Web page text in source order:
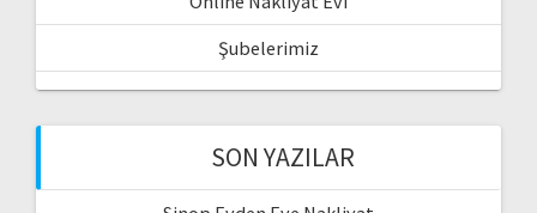
Şubelerimiz
SON YAZILAR